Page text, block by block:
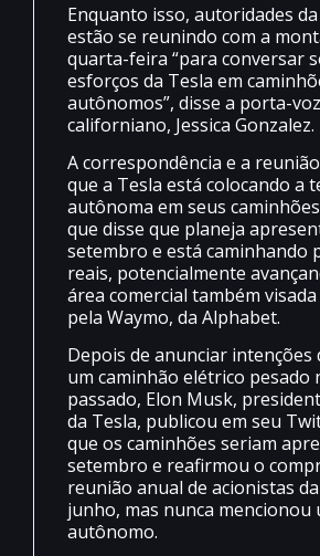
Enquanto isso, autoridades
estão se reunindo com a
quarta-feira “para conversar
esforços da Tesla em
autônomos”, disse a porta-
californiano, Jessica Gonzalez.
A correspondência e a
que a Tesla está colocando a
autônoma em seus
que disse que planeja
setembro e está caminhando
reais, potencialmente
área comercial também
pela Waymo, da Alphabet.
Depois de anunciar
um caminhão elétrico pesado
passado, Elon Musk,
da Tesla, publicou em seu
que os caminhões seriam
setembro e reafirmou o
reunião anual de acionistas
junho, mas nunca mencionou
autônomo.